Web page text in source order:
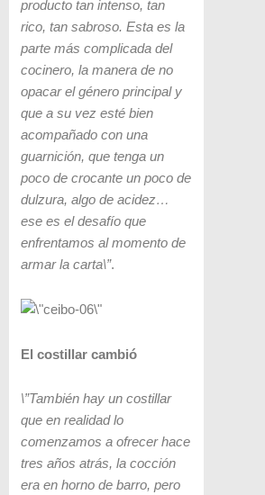
producto tan intenso, tan
rico, tan sabroso. Esta es la
parte más complicada del
cocinero, la manera de no
opacar el género principal y
que a su vez esté bien
acompañado con una
guarnición, que tenga un
poco de crocante un poco de
dulzura, algo de acidez…
ese es el desafío que
enfrentamos al momento de
armar la carta\”.
El costillar cambió
\”También hay un costillar
que en realidad lo
comenzamos a ofrecer hace
tres años atrás, la cocción
era en horno de barro, pero